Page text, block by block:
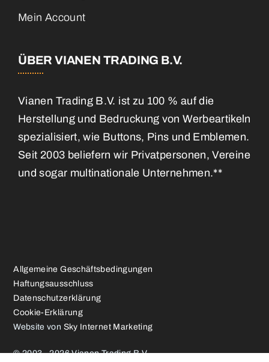
Mein Account
ÜBER VIANEN TRADING B.V.
Vianen Trading B.V. ist zu 100 % auf die
Herstellung und Bedruckung von Werbeartikeln
spezialisiert, wie Buttons, Pins und Emblemen.
Seit 2003 beliefern wir Privatpersonen, Vereine
und sogar multinationale Unternehmen.**
Allgemeine Geschäftsbedingungen
Haftungsausschluss
Datenschutzerklärung
Cookie-Erklärung
Website von Sky Internet Marketing
© 2003 - 2026 Vianen Trading B.V